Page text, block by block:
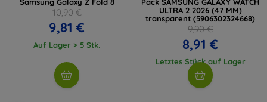
10,90 €
9,81 €
Auf Lager > 5 Stk.
ULTRA 2 2026 (47 MM)
transparent (5906302324668)
9,90 €
8,91 €
Letztes Stück auf Lager